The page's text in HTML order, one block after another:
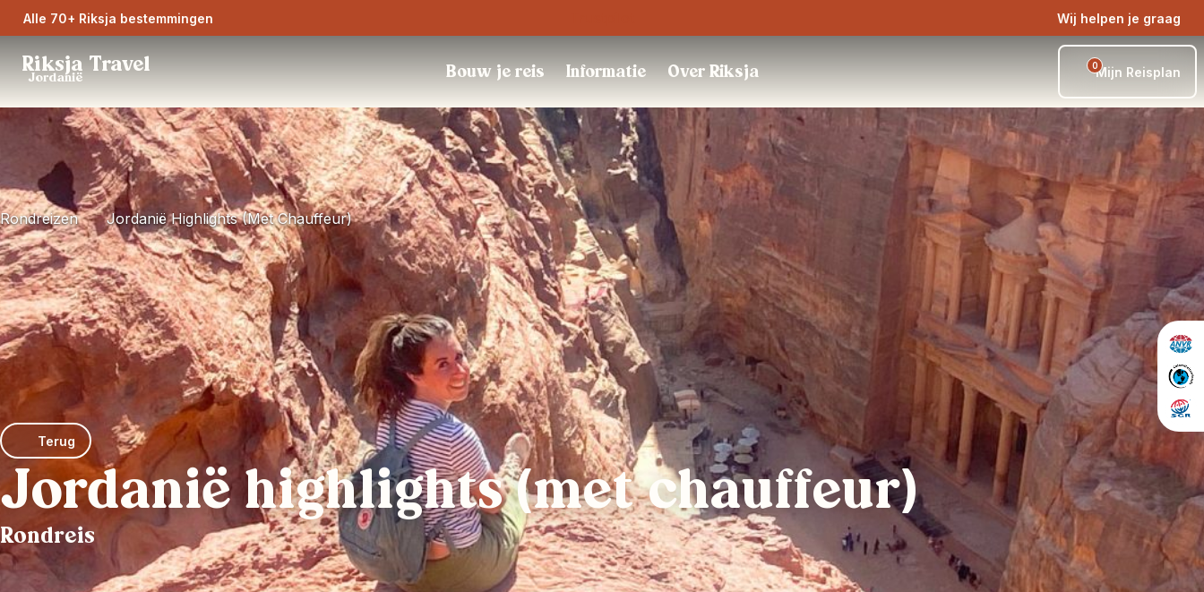
Alle 70+ Riksja bestemmingen Wij helpen je graag
Riksja Travel
Jordanië Bouw je reis Informatie Over Riksja 0Mijn Reisplan
Rondreizen Jordanië Highlights (met Chauffeur)
Terug
Jordanië highlights (met chauffeur)
Rondreis